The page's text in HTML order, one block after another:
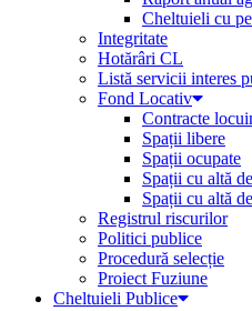
Cheltuieli cu
Integritate
Hotărâri CL
Listă servicii interes
Fond Locativ
Contracte
Spații libere
Spații ocupate
Spații cu altă
Spații cu altă
Registrul riscurilor
Politici publice
Procedură selecție
Proiect Fuziune
Cheltuieli Publice